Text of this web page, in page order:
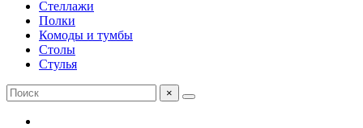
Стеллажи
Полки
Комоды и тумбы
Столы
Стулья
×